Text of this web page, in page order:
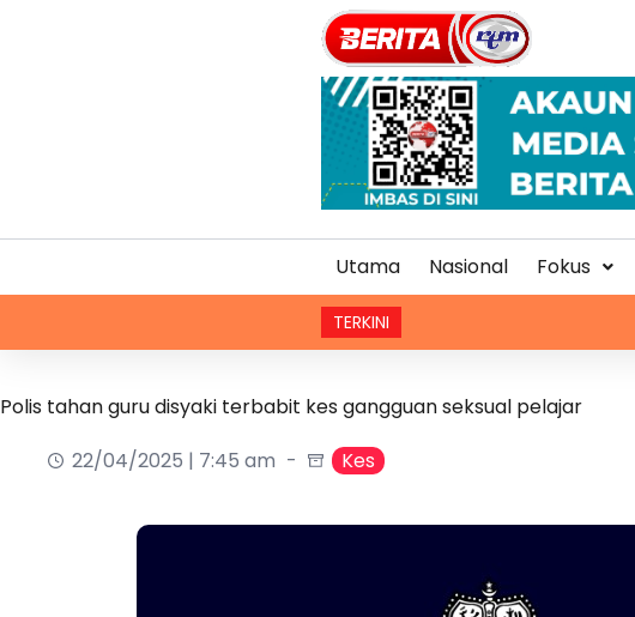
Utama Nasional Fokus
TERKINI
Polis tahan guru disyaki terbabit kes gangguan seksual pelajar
22/04/2025 | 7:45 am
Kes